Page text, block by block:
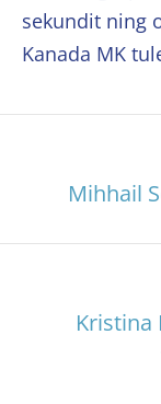
sekundit ning
Kanada MK
Mihhail
Kristina